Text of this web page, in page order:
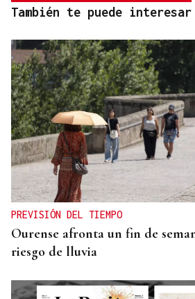
También te puede interesar
PREVISIÓN DEL TIEMPO
Ourense afronta un fin de
riesgo de lluvia